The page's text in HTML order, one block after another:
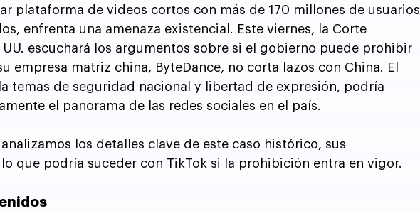
plataforma de videos cortos con más de 170 millones de usuarios
enfrenta una amenaza existencial. Este viernes, la Corte
UU. escuchará los argumentos sobre si el gobierno puede prohibir
empresa matriz china, ByteDance, no corta lazos con China. El
temas de seguridad nacional y libertad de expresión, podría
el panorama de las redes sociales en el país.
los detalles clave de este caso histórico, sus
que podría suceder con TikTok si la prohibición entra en vigor.